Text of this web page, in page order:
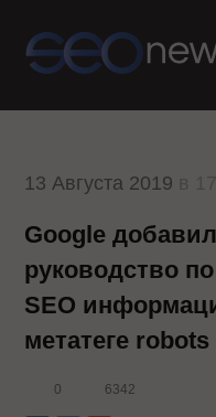
13 Августа 2019
Google
руководство
SEO
метатеге robots
0 6342